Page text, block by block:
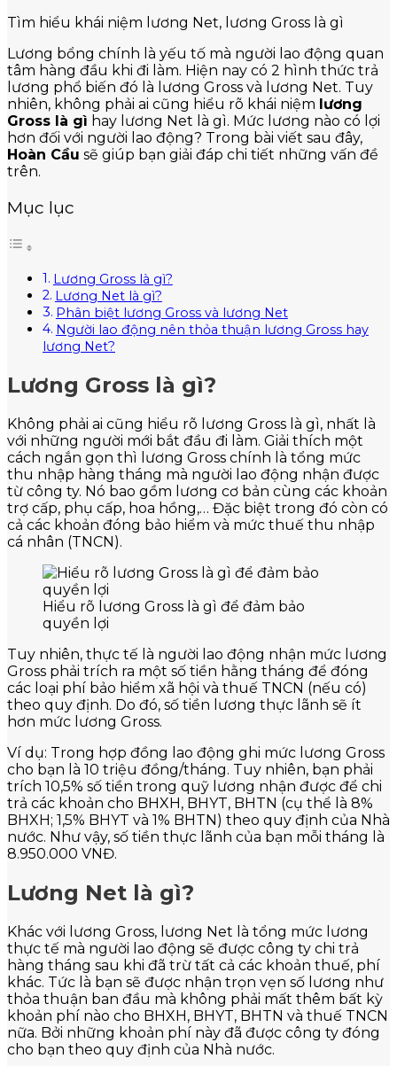
Tìm hiểu khái niệm lương Net, lương Gross là gì
Lương bổng chính là yếu tố mà người lao động quan
tâm hàng đầu khi đi làm. Hiện nay có 2 hình thức trả
lương phổ biến đó là lương Gross và lương Net. Tuy
nhiên, không phải ai cũng hiểu rõ khái niệm lương
Gross là gì hay lương Net là gì. Mức lương nào có lợi
hơn đối với người lao động? Trong bài viết sau đây,
Hoàn Cầu sẽ giúp bạn giải đáp chi tiết những vấn đề
trên.
Mục lục
Lương Gross là gì?
Lương Net là gì?
Phân biệt lương Gross và lương Net
Người lao động nên thỏa thuận lương Gross hay
lương Net?
Lương Gross là gì?
Không phải ai cũng hiểu rõ lương Gross là gì, nhất là
với những người mới bắt đầu đi làm. Giải thích một
cách ngắn gọn thì lương Gross chính là tổng mức
thu nhập hàng tháng mà người lao động nhận được
từ công ty. Nó bao gồm lương cơ bản cùng các khoản
trợ cấp, phụ cấp, hoa hồng,… Đặc biệt trong đó còn có
cả các khoản đóng bảo hiểm và mức thuế thu nhập
cá nhân (TNCN).
Hiểu rõ lương Gross là gì để đảm bảo
quyền lợi
Tuy nhiên, thực tế là người lao động nhận mức lương
Gross phải trích ra một số tiền hằng tháng để đóng
các loại phí bảo hiểm xã hội và thuế TNCN (nếu có)
theo quy định. Do đó, số tiền lương thực lãnh sẽ ít
hơn mức lương Gross.
Ví dụ: Trong hợp đồng lao động ghi mức lương Gross
cho bạn là 10 triệu đồng/tháng. Tuy nhiên, bạn phải
trích 10,5% số tiền trong quỹ lương nhận được để chi
trả các khoản cho BHXH, BHYT, BHTN (cụ thể là 8%
BHXH; 1,5% BHYT và 1% BHTN) theo quy định của Nhà
nước. Như vậy, số tiền thực lãnh của bạn mỗi tháng là
8.950.000 VNĐ.
Lương Net là gì?
Khác với lương Gross, lương Net là tổng mức lương
thực tế mà người lao động sẽ được công ty chi trả
hàng tháng sau khi đã trừ tất cả các khoản thuế, phí
khác. Tức là bạn sẽ được nhận trọn vẹn số lương như
thỏa thuận ban đầu mà không phải mất thêm bất kỳ
khoản phí nào cho BHXH, BHYT, BHTN và thuế TNCN
nữa. Bởi những khoản phí này đã được công ty đóng
cho bạn theo quy định của Nhà nước.